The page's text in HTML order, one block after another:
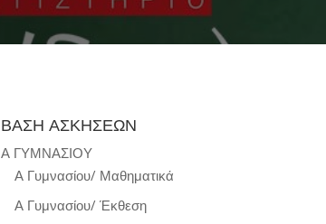
ΒΑΣΗ ΑΣΚΗΣΕΩΝ
Α ΓΥΜΝΑΣΙΟΥ
Α Γυμνασίου/ Μαθηματικά
Α Γυμνασίου/ Έκθεση